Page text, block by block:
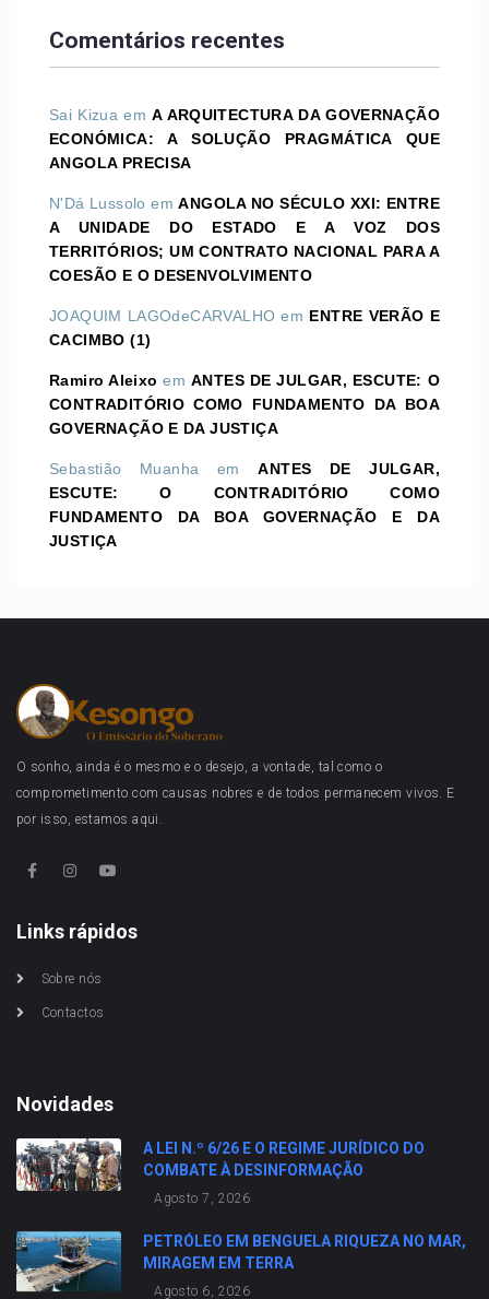
Comentários recentes
Sai Kizua emA ARQUITECTURA DA GOVERNAÇÃO
ECONÓMICA: A SOLUÇÃO PRAGMÁTICA QUE
ANGOLA PRECISA
N'Dá Lussolo emANGOLA NO SÉCULO XXI: ENTRE
A UNIDADE DO ESTADO E A VOZ DOS
TERRITÓRIOS; UM CONTRATO NACIONAL PARA A
COESÃO E O DESENVOLVIMENTO
JOAQUIM LAGOdeCARVALHO em ENTRE VERÃO E
CACIMBO (1)
Ramiro Aleixo emANTES DE JULGAR, ESCUTE: O
CONTRADITÓRIO COMO FUNDAMENTO DA BOA
GOVERNAÇÃO E DA JUSTIÇA
Sebastião Muanha emANTES DE JULGAR,
ESCUTE: O CONTRADITÓRIO COMO
FUNDAMENTO DA BOA GOVERNAÇÃO E DA
JUSTIÇA
O sonho, ainda é o mesmo e o desejo, a vontade, tal como o
comprometimento com causas nobres e de todos permanecem vivos. E
por isso, estamos aqui.
Links rápidos
Sobre nós
Contactos
Novidades
A LEI N.º 6/26 E O REGIME JURÍDICO DO
COMBATE À DESINFORMAÇÃO
Agosto 7, 2026
PETRÓLEO EM BENGUELA RIQUEZA NO MAR,
MIRAGEM EM TERRA
Agosto 6, 2026